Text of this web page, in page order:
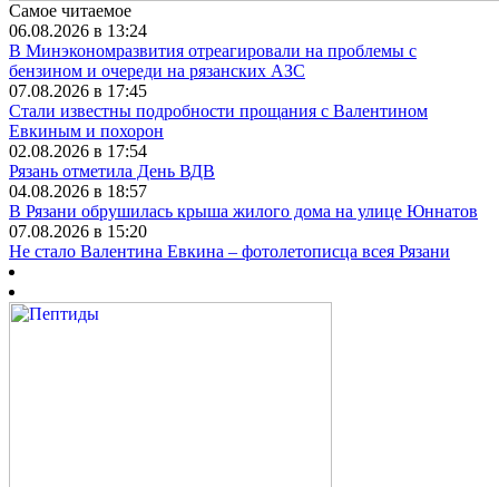
Самое читаемое
06.08.2026 в 13:24
В Минэкономразвития отреагировали на проблемы с
бензином и очереди на рязанских АЗС
07.08.2026 в 17:45
Стали известны подробности прощания с Валентином
Евкиным и похорон
02.08.2026 в 17:54
Рязань отметила День ВДВ
04.08.2026 в 18:57
В Рязани обрушилась крыша жилого дома на улице Юннатов
07.08.2026 в 15:20
Не стало Валентина Евкина – фотолетописца всея Рязани